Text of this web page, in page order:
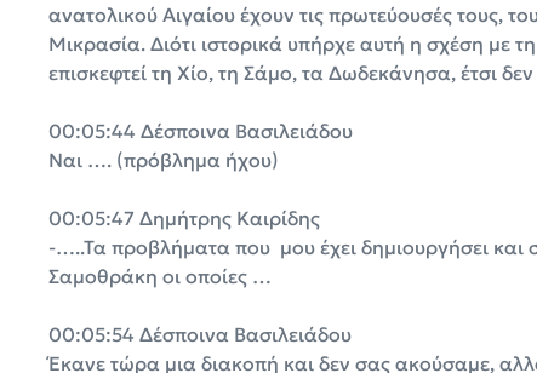
ανατολικού Αιγαίου έχουν τις πρωτεύουσές τους,
Μικρασία. Διότι ιστορικά υπήρχε αυτή η σχέση με
επισκεφτεί τη Χίο, τη Σάμο, τα Δωδεκάνησα, έτσι δεν
00:05:44 Δέσποινα Βασιλειάδου
Ναι …. (πρόβλημα ήχου)
00:05:47 Δημήτρης Καιρίδης
-…..Τα προβλήματα που μου έχει δημιουργήσει και
Σαμοθράκη οι οποίες …
00:05:54 Δέσποινα Βασιλειάδου
Έκανε τώρα μια διακοπή και δεν σας ακούσαμε,